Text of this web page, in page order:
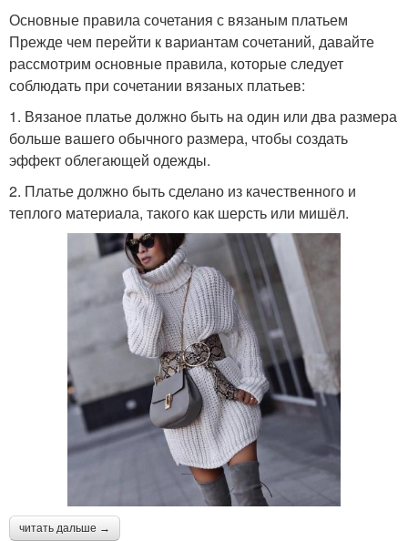
Основные правила сочетания с вязаным платьем
Прежде чем перейти к вариантам сочетаний, давайте
рассмотрим основные правила, которые следует
соблюдать при сочетании вязаных платьев:
1. Вязаное платье должно быть на один или два размера
больше вашего обычного размера, чтобы создать
эффект облегающей одежды.
2. Платье должно быть сделано из качественного и
теплого материала, такого как шерсть или мишёл.
читать дальше →